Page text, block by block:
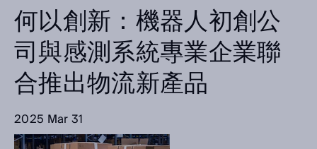
何以創新：機器人初創公
司與感測系統專業企業聯
合推出物流新產品
2025 Mar 31